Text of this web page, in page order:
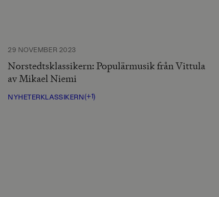
29 NOVEMBER 2023
Norstedtsklassikern: Populärmusik från Vittula
av Mikael Niemi
NYHETERKLASSIKERN(+1)